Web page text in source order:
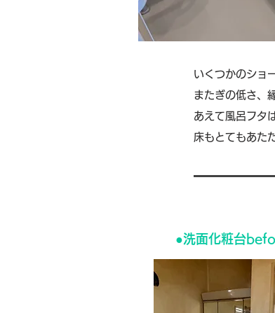
いくつかのショ
またぎの低さ、
あえて風呂フタ
床もとてもあた
●洗面化粧台